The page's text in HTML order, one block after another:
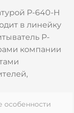
P-640-H
в линейку
P-
компании
особенности